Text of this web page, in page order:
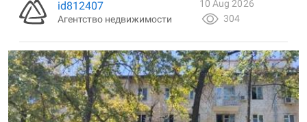
id812407
Агентство недвижимости
10 Aug 2026
304